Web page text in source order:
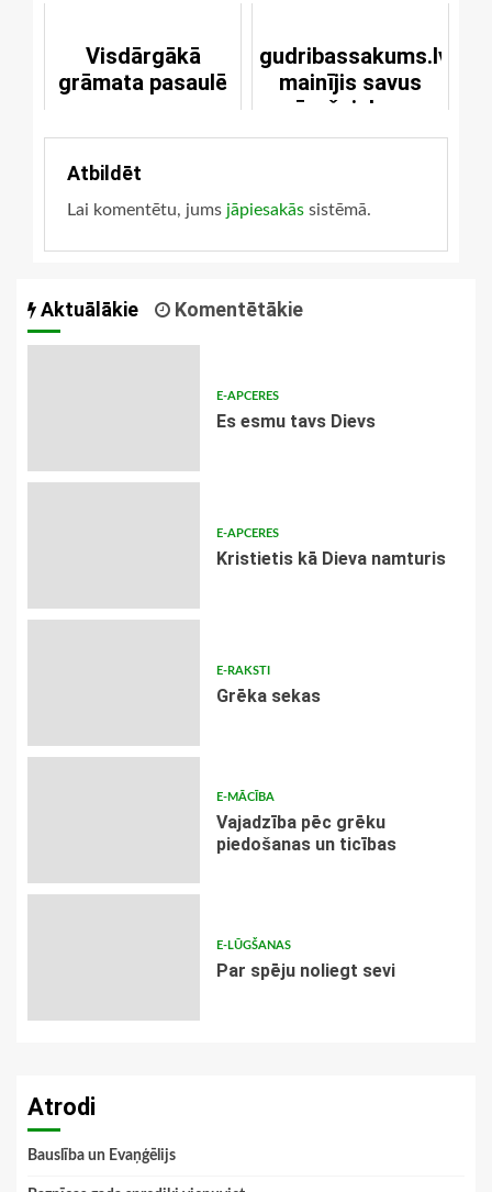
Visdārgākā
grāmata pasaulē
gudribassakums.lv
mainījis savus
īpašniekus
Atbildēt
Lai komentētu, jums jāpiesakās sistēmā.
Aktuālākie Komentētākie
E-APCERES
Es esmu tavs Dievs
E-APCERES
Kristietis kā Dieva namturis
E-RAKSTI
Grēka sekas
E-MĀCĪBA
Vajadzība pēc grēku
piedošanas un ticības
E-LŪGŠANAS
Par spēju noliegt sevi
Atrodi
Bauslība un Evaņģēlijs